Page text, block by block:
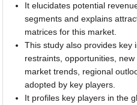
It elucidates potential
segments and explains
matrices for this market.
This study also provides key
restraints, opportunities,
market trends, regional
adopted by key players.
It profiles key players in the